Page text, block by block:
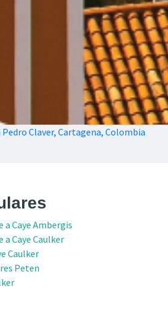
Pedro Claver, Cartagena, Colombia
a Caye Ambergis
Caye Caulker
Caulker
Peten